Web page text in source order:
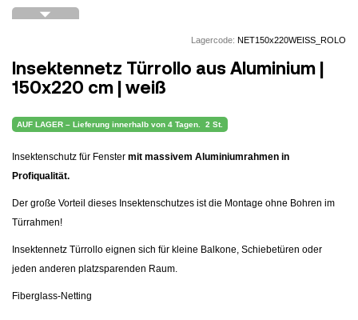
arrow_drop_down
Lagercode: NET150x220WEISS_ROLO
Insektennetz Türrollo aus Aluminium |
150x220 cm | weiß
AUF LAGER – Lieferung innerhalb von 4 Tagen. 2 St.
Insektenschutz für Fenster mit massivem Aluminiumrahmen in
Profiqualität.
Der große Vorteil dieses Insektenschutzes ist die Montage ohne Bohren im
Türrahmen!
Insektennetz Türrollo eignen sich für kleine Balkone, Schiebetüren oder
jeden anderen platzsparenden Raum.
Fiberglass-Netting